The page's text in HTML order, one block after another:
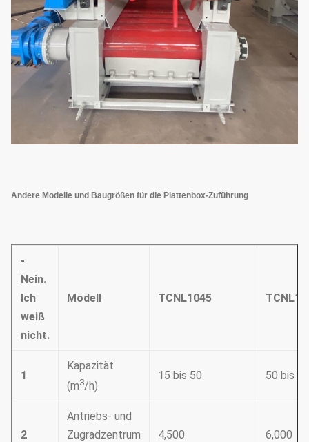
Andere Modelle und Baugrößen für die Plattenbox-Zuführung
-
Nein.
Ich
weiß
nicht.
Modell TCNL1045
1
Kapazität
(m3/h)
15 bis 50 50 bis 80
2
Antriebs- und
Zugradzentrum
4,500 6,000